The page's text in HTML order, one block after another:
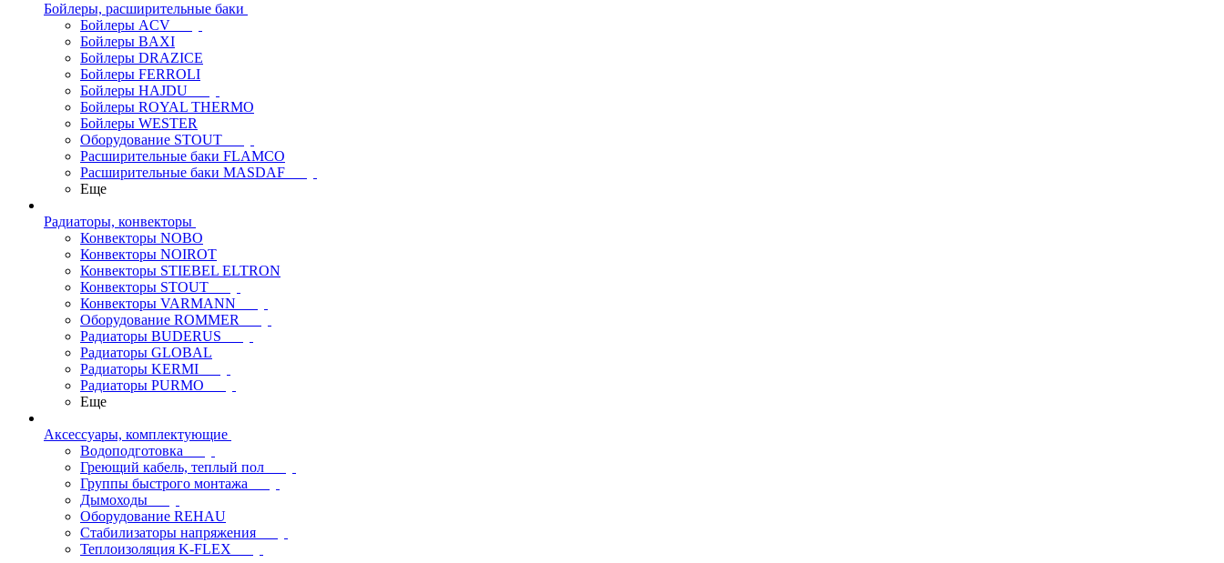
Бойлеры, расширительные баки
Бойлеры ACV
Бойлеры BAXI
Бойлеры DRAZICE
Бойлеры FERROLI
Бойлеры HAJDU
Бойлеры ROYAL THERMO
Бойлеры WESTER
Оборудование STOUT
Расширительные баки FLAMCO
Расширительные баки MASDAF
Еще
Радиаторы, конвекторы
Конвекторы NOBO
Конвекторы NOIROT
Конвекторы STIEBEL ELTRON
Конвекторы STOUT
Конвекторы VARMANN
Оборудование ROMMER
Радиаторы BUDERUS
Радиаторы GLOBAL
Радиаторы KERMI
Радиаторы PURMO
Еще
Аксессуары, комплектующие
Водоподготовка
Греющий кабель, теплый пол
Группы быстрого монтажа
Дымоходы
Оборудование REHAU
Стабилизаторы напряжения
Теплоизоляция K-FLEX